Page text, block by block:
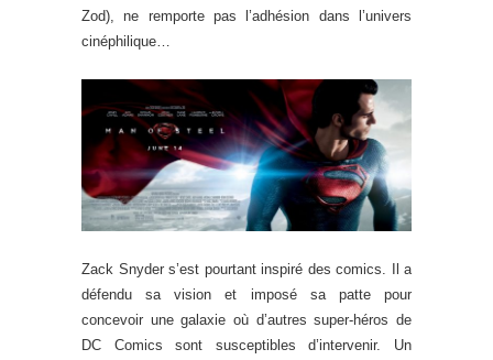
Zod), ne remporte pas l’adhésion dans l’univers
cinéphilique…
Zack Snyder s’est pourtant inspiré des comics. Il a
défendu sa vision et imposé sa patte pour
concevoir une galaxie où d’autres super-héros de
DC Comics sont susceptibles d’intervenir. Un